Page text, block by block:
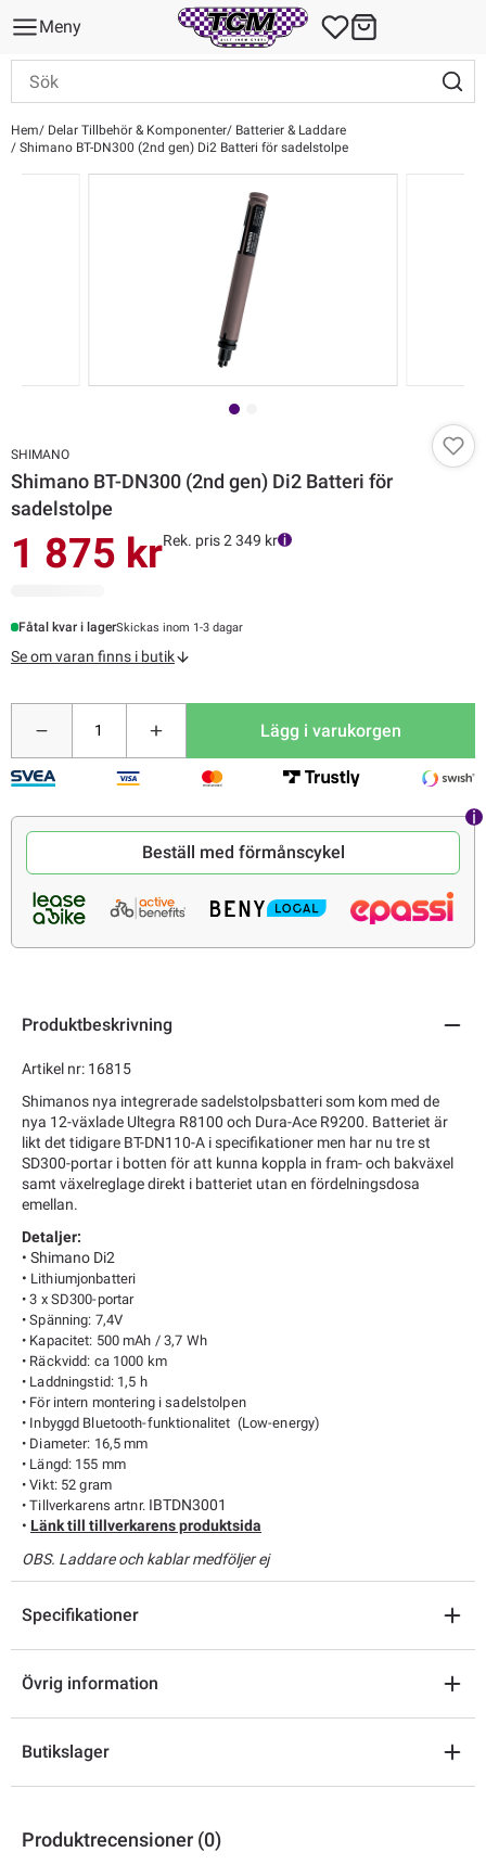
Meny
Hem Delar Tillbehör & Komponenter
Batterier & Laddare
Shimano BT-DN300 (2nd gen) Di2 Batteri för sadelstolpe
SHIMANO
Shimano BT-DN300 (2nd gen) Di2 Batteri för
sadelstolpe
1 875 krRek. pris 2 349 kr
Fåtal kvar i lagerSkickas inom 1-3 dagar
Se om varan finns i butik
Lägg i varukorgen
Beställ med förmånscykel
Produktbeskrivning
Artikel nr: 16815
Shimanos nya integrerade sadelstolpsbatteri som kom med de
nya 12-växlade Ultegra R8100 och Dura-Ace R9200. Batteriet är
likt det tidigare BT-DN110-A i specifikationer men har nu tre st
SD300-portar i botten för att kunna koppla in fram- och bakväxel
samt växelreglage direkt i batteriet utan en fördelningsdosa
emellan.
Detaljer:
• Shimano Di2
• Lithiumjonbatteri
• 3 x SD300-portar
• Spänning: 7,4V
• Kapacitet: 500 mAh / 3,7 Wh
• Räckvidd: ca 1000 km
• Laddningstid: 1,5 h
• För intern montering i sadelstolpen
• Inbyggd Bluetooth-funktionalitet (Low-energy)
• Diameter: 16,5 mm
• Längd: 155 mm
• Vikt: 52 gram
• Tillverkarens artnr. IBTDN3001
• Länk till tillverkarens produktsida
OBS. Laddare och kablar medföljer ej
Specifikationer
Övrig information
Butikslager
Produktrecensioner (0)